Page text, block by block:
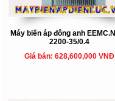
Máy biến áp đông anh
2200-35/0.4
Giá bán: 628,600,000 VNĐ